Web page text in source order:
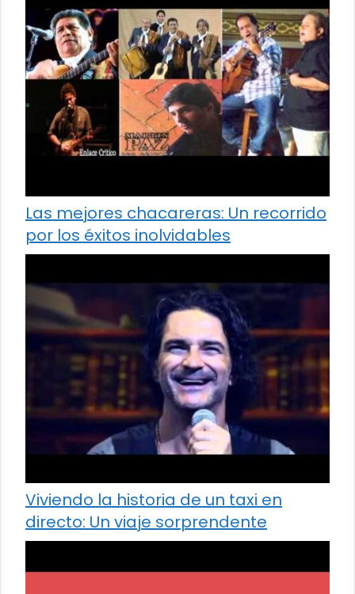
Las mejores chacareras: Un recorrido
por los éxitos inolvidables
Viviendo la historia de un taxi en
directo: Un viaje sorprendente